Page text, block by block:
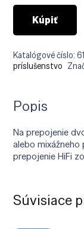
Kúpiť
Katalógové číslo:
príslušenstvo
Popis
Na prepojenie
alebo
prepojenie HiFi
Súvisiace